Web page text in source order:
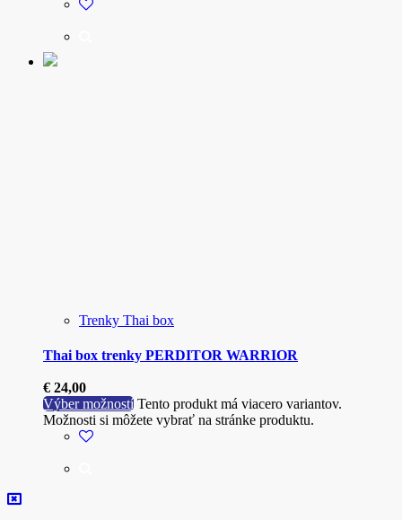
Trenky Thai box
Thai box trenky PERDITOR WARRIOR
€ 24,00
Výber možností Tento produkt má viacero variantov.
Možnosti si môžete vybrať na stránke produktu.